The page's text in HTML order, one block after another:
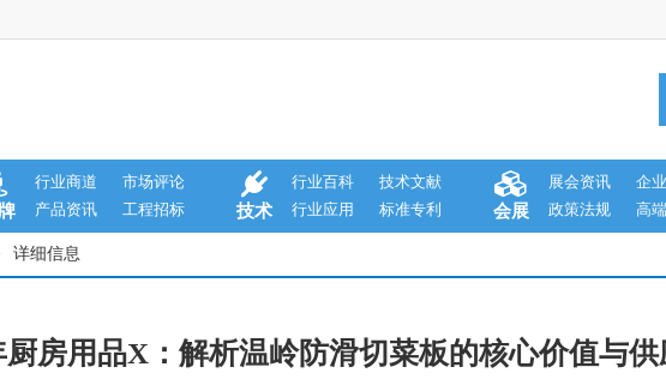
行业商道
市场评论
产品资讯
工程招标 技术
行业百科
技术文献
行业应用
标准专利 会展
展会资讯
企
政策法规
高
详细信息
厨房用品X：解析温岭防滑切菜板的核心价值与